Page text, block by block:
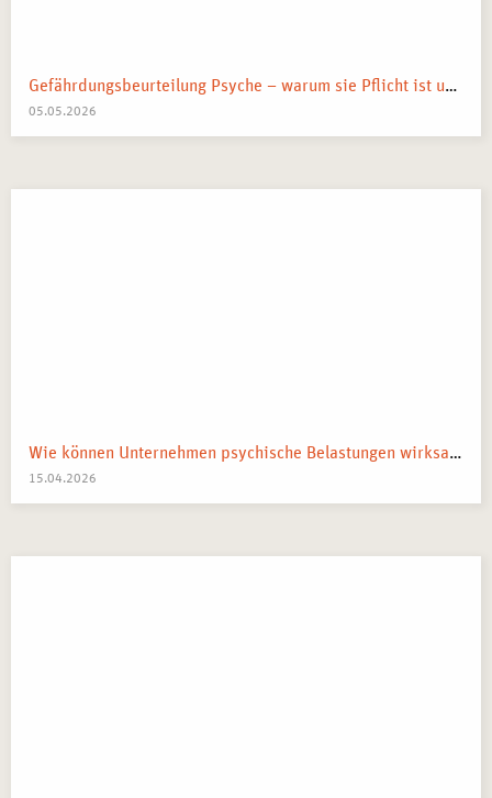
Trainer*innen zu etablieren. Die wachsende Nachfrage
nach Stressmanagement-Angeboten macht diese
Weiterbildung zu einer zukunftssicheren Qualifikation.
Gefährdungsbeurteilung Psyche – warum sie Pflicht ist und was sie wirklich bringt
05.05.2026
Wie können Unternehmen psychische Belastungen wirksam reduzieren?
15.04.2026